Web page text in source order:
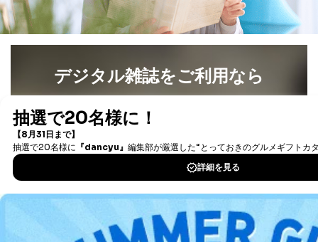
デジタル雑誌をご利用なら
書籍）が無料で読み放題！
DOWNLOAD FOR IOS
DOWNLOAD FOR ANDROID